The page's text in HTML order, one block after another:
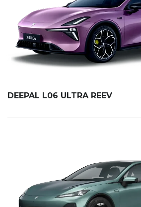
DEEPAL L06 ULTRA REEV